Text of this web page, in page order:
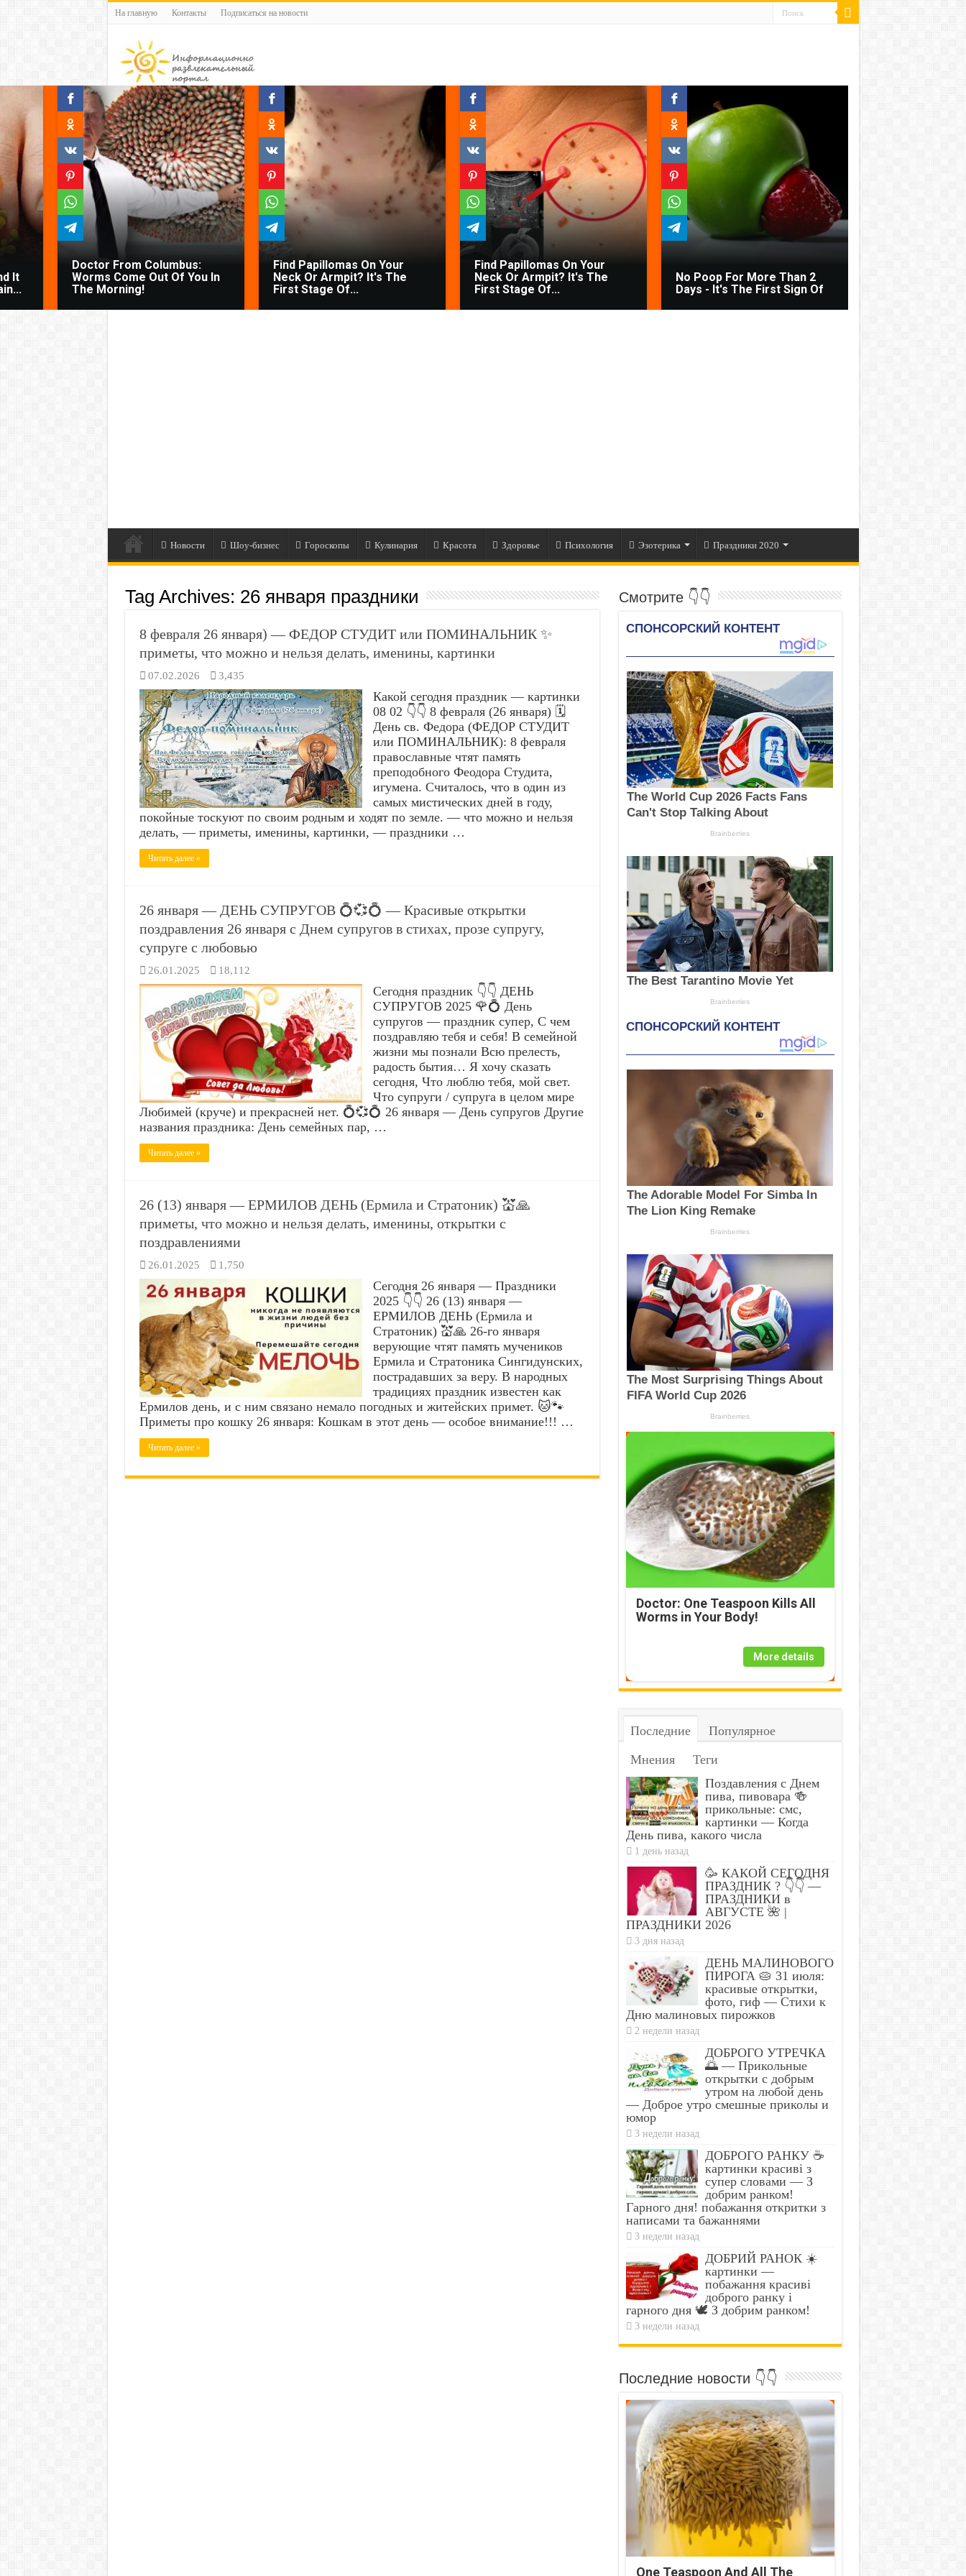
На главную Контакты Подписаться на новости
It
Doctor From Columbus:
Worms Come Out Of You In
The Morning!
Find Papillomas On Your
Neck Or Armpit? It's The
First Stage Of...
Find Papillomas On Your
Neck Or Armpit? It's The
First Stage Of...
No Poop For More Than 2
Days - It's The First Sign Of
Новости Шоу-бизнес Гороскопы Кулинария Красота Здоровье Психология Эзотерика Праздники 2020
Tag Archives: 26 января праздники
8 февраля 26 января) — ФЕДОР СТУДИТ или ПОМИНАЛЬНИК ✨
приметы, что можно и нельзя делать, именины, картинки
07.02.2026 3,435
Какой сегодня праздник — картинки
08 02 👇👇 8 февраля (26 января) 🗓️
День св. Федора (ФЕДОР СТУДИТ
или ПОМИНАЛЬНИК): 8 февраля
православные чтят память
преподобного Феодора Студита,
игумена. Считалось, что в один из
самых мистических дней в году,
покойные тоскуют по своим родным и ходят по земле. — что можно и нельзя
делать, — приметы, именины, картинки, — праздники …
Читать далее »
26 января — ДЕНЬ СУПРУГОВ 💍💞💍 — Красивые открытки
поздравления 26 января с Днем супругов в стихах, прозе супругу,
супруге с любовью
26.01.2025 18,112
Сегодня праздник 👇👇 ДЕНЬ
СУПРУГОВ 2025 🌹💍 День
супругов — праздник супер, С чем
поздравляю тебя и себя! В семейной
жизни мы познали Всю прелесть,
радость бытия… Я хочу сказать
сегодня, Что люблю тебя, мой свет.
Что супруги / супруга в целом мире
Любимей (круче) и прекрасней нет. 💍💞💍 26 января — День супругов Другие
названия праздника: День семейных пар, …
Читать далее »
26 (13) января — ЕРМИЛОВ ДЕНЬ (Ермила и Стратоник) 💒🙏
приметы, что можно и нельзя делать, именины, открытки с
поздравлениями
26.01.2025 1,750
Сегодня 26 января — Праздники
2025 👇👇 26 (13) января —
ЕРМИЛОВ ДЕНЬ (Ермила и
Стратоник) 💒🙏 26-го января
верующие чтят память мучеников
Ермила и Стратоника Сингидунских,
пострадавших за веру. В народных
традициях праздник известен как
Ермилов день, и с ним связано немало погодных и житейских примет. 🐱🐾
Приметы про кошку 26 января: Кошкам в этот день — особое внимание!!! …
Читать далее »
Смотрите 👇👇
Doctor: One Teaspoon Kills All
Worms in Your Body!
More details
Последние
Популярное
Мнения
Теги
Поздавления с Днем
пива, пивовара 🍻
прикольные: смс,
картинки — Когда
День пива, какого числа
1 день назад
🥳 КАКОЙ СЕГОДНЯ
ПРАЗДНИК ? 👇👇 —
ПРАЗДНИКИ в
АВГУСТЕ 🌺 |
ПРАЗДНИКИ 2026
3 дня назад
ДЕНЬ МАЛИНОВОГО
ПИРОГА 🥧 31 июля:
красивые открытки,
фото, гиф — Стихи к
Дню малиновых пирожков
2 недели назад
ДОБРОГО УТРЕЧКА
🌅 — Прикольные
открытки с добрым
утром на любой день
— Доброе утро смешные приколы и
юмор
3 недели назад
ДОБРОГО РАНКУ ☕
картинки красиві з
супер словами — З
добрим ранком!
Гарного дня! побажання откритки з
написами та бажаннями
3 недели назад
ДОБРИЙ РАНОК ☀️
картинки —
побажання красиві
доброго ранку і
гарного дня 🕊️ З добрим ранком!
3 недели назад
Последние новости 👇👇
One Teaspoon And All The